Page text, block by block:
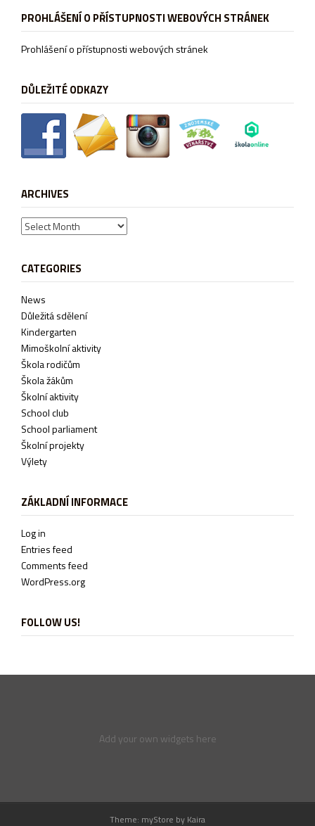
PROHLÁŠENÍ O PŘÍSTUPNOSTI WEBOVÝCH STRÁNEK
Prohlášení o přístupnosti webových stránek
DŮLEŽITÉ ODKAZY
ARCHIVES
Archives
CATEGORIES
News
Důležitá sdělení
Kindergarten
Mimoškolní aktivity
Škola rodičům
Škola žákům
Školní aktivity
School club
School parliament
Školní projekty
Výlety
ZÁKLADNÍ INFORMACE
Log in
Entries feed
Comments feed
WordPress.org
FOLLOW US!
Add your own widgets here
Theme: myStore by Kaira